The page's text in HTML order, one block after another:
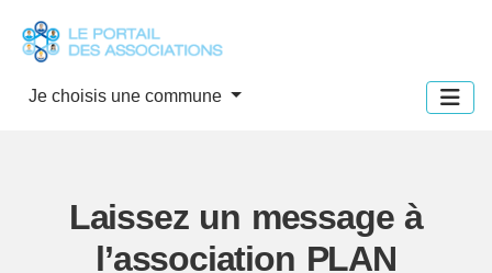
Je choisis une commune
Laissez un message à
l’association PLAN